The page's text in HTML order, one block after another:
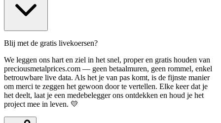
Blij met de gratis livekoersen?
We leggen ons hart en ziel in het snel, proper en gratis houden van
preciousmetalprices.com — geen betaalmuren, geen rommel, enkel
betrouwbare live data. Als het je van pas komt, is de fijnste manier
om merci te zeggen het gewoon door te vertellen. Elke keer dat je
het deelt, laat je een medebelegger ons ontdekken en houd je het
project mee in leven. 💛